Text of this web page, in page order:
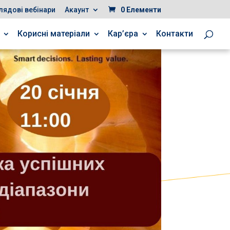
вебінари Акаунт 0 Елементи
Корисні матеріали Кар’єра Контакти